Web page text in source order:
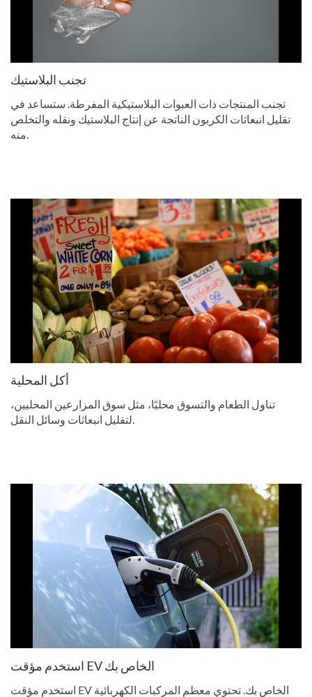
تجنب البلاستيك
تجنب المنتجات ذات العبوات البلاستيكية المفرطة. ستساعد في
تقليل انبعاثات الكربون الناتجة عن إنتاج البلاستيك ونقله والتخلص
منه.
أكل المحلية
تناول الطعام والتسوق محليًا، مثل سوق المزارعين المحليين،
لتقليل انبعاثات وسائل النقل.
استخدم مؤقت EV الخاص بك
استخدم مؤقت EV الخاص بك. تحتوي معظم المركبات الكهربائية